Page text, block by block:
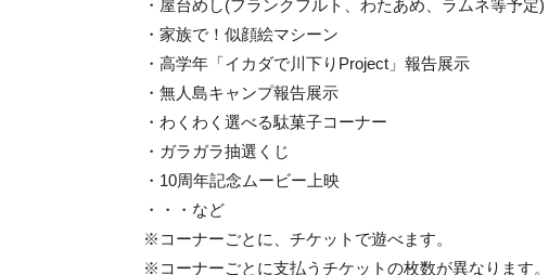
・屋台めし(フランクフルト、わたあめ、ラムネ等予定)
・家族で！似顔絵マシーン
・高学年「イカダで川下りProject」報告展示
・無人島キャンプ報告展示
・わくわく選べる駄菓子コーナー
・ガラガラ抽選くじ
・10周年記念ムービー上映
・・・など
※コーナーごとに、チケットで遊べます。
※コーナーごとに支払うチケットの枚数が異なります。